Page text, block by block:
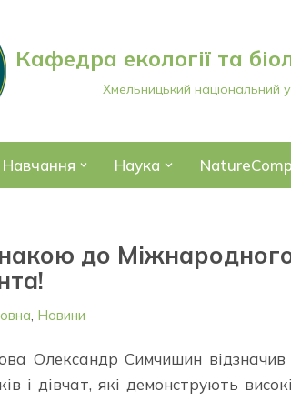
Кафедра екології та
Хмельницький національний
Навчання Наука
до
, Новини
Олександр Симчишин відзначив
і дівчат, які демонструють